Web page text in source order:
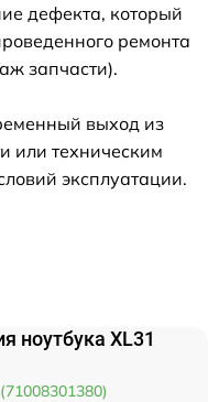
дефекта, который
ремонта
запчасти).
выход из
или техническим
эксплуатации.
ноутбука XL31